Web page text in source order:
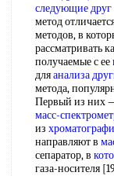
следующие друг
метод
методов, в
рассматривать
получаемые с ее
дляанализа
метода,
Первый из них
масс-
из
направляют в
сепаратор, в
газа-носителя